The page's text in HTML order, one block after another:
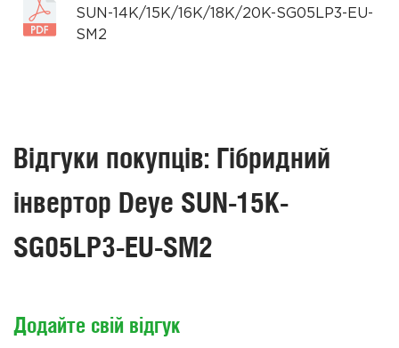
SUN-14K/15K/16K/18K/20K-SG05LP3-EU-
SM2
Відгуки покупців: Гібридний
інвертор Deye SUN-15K-
SG05LP3-EU-SM2
Додайте свій відгук